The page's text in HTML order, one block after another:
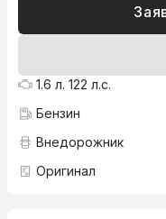
1.6 л. 122 л.с.
Бензин
Внедорожник
Оригинал